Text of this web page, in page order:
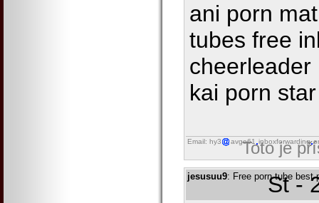
ani porn
tubes free
kai porn star
Email: hy3 avgo61 inboxforwarding
Toto je
jesusuu9: Free porn tube best
St -